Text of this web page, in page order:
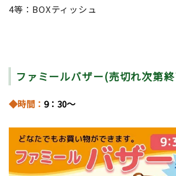
4等：BOXティッシュ
ファミールバザー(売切れ次第終
◆時間： 9：30～